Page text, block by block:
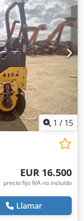
una apisonadora
Este versátil
cualquier lugar del
compactación y
pequeñas o
de infraestructura
de edificios.
D5 tiene un peso
de 2,13 m. Ancho
1.500 mm
2,10/1,10 mm CE
1 / 15
EUR 16.500
precio fijo IVA no incluído
Llamar